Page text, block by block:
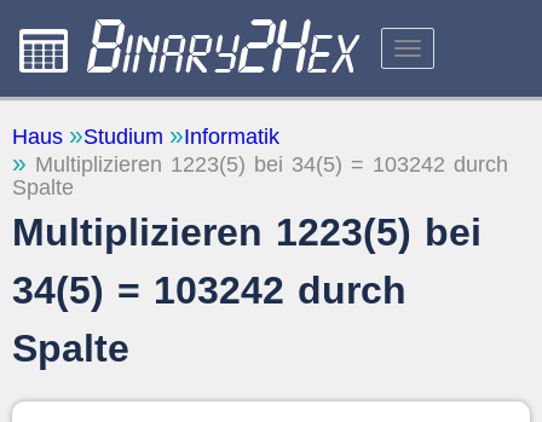
RECHNER
ÜBER DIE WEBSITE
FEEDBACK
Haus Studium
Informatik
Multiplizieren 1223(5) bei 34(5) = 103242 durch
Spalte
Multiplizieren 1223(5) bei
34(5) = 103242 durch
Spalte